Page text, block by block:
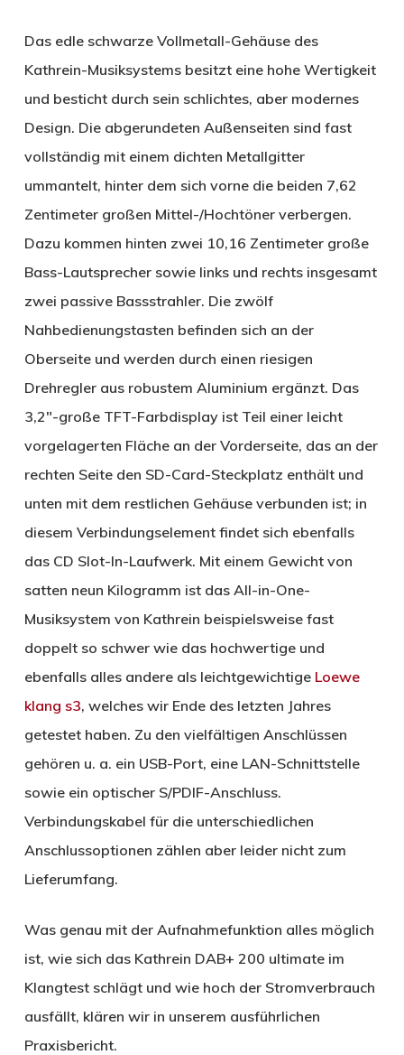
Das edle schwarze Vollmetall-Gehäuse des
Kathrein-Musiksystems besitzt eine hohe Wertigkeit
und besticht durch sein schlichtes, aber modernes
Design. Die abgerundeten Außenseiten sind fast
vollständig mit einem dichten Metallgitter
ummantelt, hinter dem sich vorne die beiden 7,62
Zentimeter großen Mittel-/Hochtöner verbergen.
Dazu kommen hinten zwei 10,16 Zentimeter große
Bass-Lautsprecher sowie links und rechts insgesamt
zwei passive Bassstrahler. Die zwölf
Nahbedienungstasten befinden sich an der
Oberseite und werden durch einen riesigen
Drehregler aus robustem Aluminium ergänzt. Das
3,2″-große TFT-Farbdisplay ist Teil einer leicht
vorgelagerten Fläche an der Vorderseite, das an der
rechten Seite den SD-Card-Steckplatz enthält und
unten mit dem restlichen Gehäuse verbunden ist; in
diesem Verbindungselement findet sich ebenfalls
das CD Slot-In-Laufwerk. Mit einem Gewicht von
satten neun Kilogramm ist das All-in-One-
Musiksystem von Kathrein beispielsweise fast
doppelt so schwer wie das hochwertige und
ebenfalls alles andere als leichtgewichtige Loewe
klang s3, welches wir Ende des letzten Jahres
getestet haben. Zu den vielfältigen Anschlüssen
gehören u. a. ein USB-Port, eine LAN-Schnittstelle
sowie ein optischer S/PDIF-Anschluss.
Verbindungskabel für die unterschiedlichen
Anschlussoptionen zählen aber leider nicht zum
Lieferumfang.
Was genau mit der Aufnahmefunktion alles möglich
ist, wie sich das Kathrein DAB+ 200 ultimate im
Klangtest schlägt und wie hoch der Stromverbrauch
ausfällt, klären wir in unserem ausführlichen
Praxisbericht.